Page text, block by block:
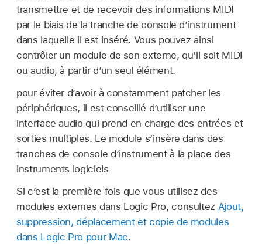
transmettre et de recevoir des informations MIDI
par le biais de la tranche de console d’instrument
dans laquelle il est inséré. Vous pouvez ainsi
contrôler un module de son externe, qu’il soit MIDI
ou audio, à partir d’un seul élément.
pour éviter d’avoir à constamment patcher les
périphériques, il est conseillé d’utiliser une
interface audio qui prend en charge des entrées et
sorties multiples. Le module s’insère dans des
tranches de console d’instrument à la place des
instruments logiciels
Si c’est la première fois que vous utilisez des
modules externes dans Logic Pro, consultez Ajout,
suppression, déplacement et copie de modules
dans Logic Pro pour Mac.